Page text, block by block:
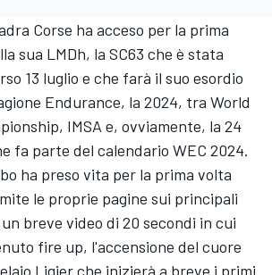
Corse ha acceso per la prima
sua LMDh, la SC63 che è stata
13 luglio e che farà il suo esordio
Endurance, la 2024, tra World
IMSA e, ovviamente, la 24
fa parte del calendario WEC 2024.
ha preso vita per la prima volta
le proprie pagine sui principali
breve video di 20 secondi in cui
fire up, l'accensione del cuore
Ligier che inizierà a breve i primi